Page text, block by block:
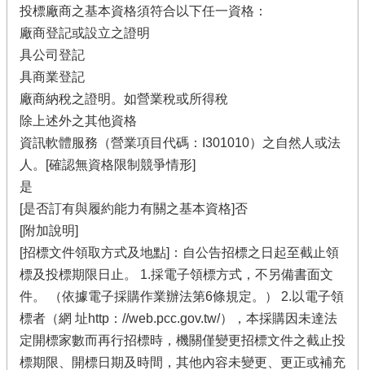
投標廠商之基本資格須符合以下任一資格：
廠商登記或設立之證明
具公司登記
具商業登記
廠商納稅之證明。如營業稅或所得稅
除上述外之其他資格
資訊軟體服務（營業項目代碼：I301010）之自然人或法
人。[確認無資格限制競爭情形]
是
[是否訂有與履約能力有關之基本資格]否
[附加說明]
[招標文件領取方式及地點]：自公告招標之日起至截止領
標及投標期限日止。 1.採電子領標方式，不另備書面文
件。 （依據電子採購作業辦法第6條規定。） 2.以電子領
標者（網 址http：//web.pcc.gov.tw/），本採購因未達法
定開標家數而再行招標時，機關僅變更招標文件之截止投
標期限、開標日期及時間，其他內容未變更、更正或補充